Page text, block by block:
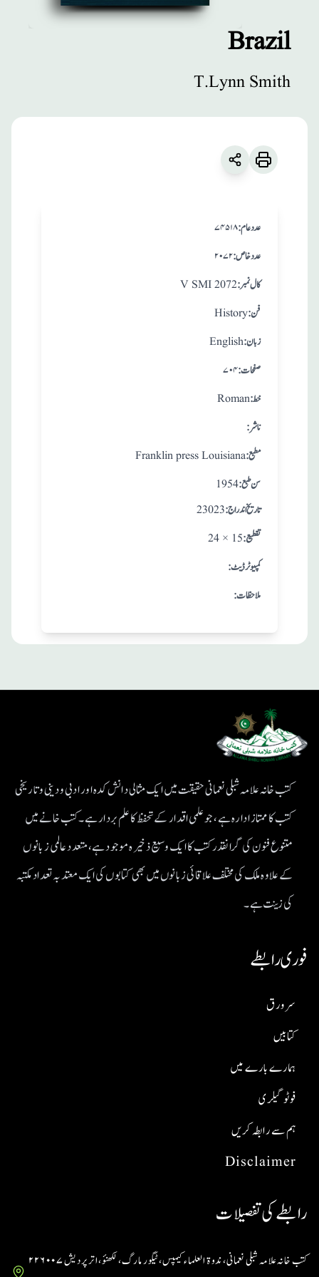
Brazil
T.Lynn Smith
۷۴۵۱۸:عدد عام
۲۰۷۲:عدد خاص
V SMI 2072:کال نمبر
History :فن
English:زبان
۷۰۴:صفحات
Roman:خط
:ناشر
Franklin press Louisiana:مطبع
1954: سن طبع
23023 : تاريخ اندراج
24 × 15 :تقطيع
:کمپیوٹر ڈیٹ
:ملاحظات
کتب خانہ علامہ شبلی نعمانی حقیقت میں ایک مثالی دانش کدہ اور ادبی ودینی و تاریخی
کتب کا ممتاز ادارہ ہے، جو علمی اقدار کے تحفظ کا علم بردار ہے۔کتب خانے میں
متنوع فنون کی گرانقدر کتب کا ایک وسیع ذخیرہ موجود ہے، متعدد عالمی زبانوں
کے علاوہ ملک کی مختلف علاقائی زبانوں میں بھی کتابوں کی ایک معتد بہ تعداد مکتبہ
کی زینت ہے۔
فوری رابطے
Disclaimer
ہم سے رابطہ کریں
فوٹو گیلری
ہمارے بارے میں
کتابیں
سر ورق
رابطے کی تفصیلات
کتب خانہ علامہ شبلی نعمانی، ندوۃ العلماء کیمپس، ٹیگور مارگ، لکھنؤ، اتر پردیش ۲۲۶۰۰۷